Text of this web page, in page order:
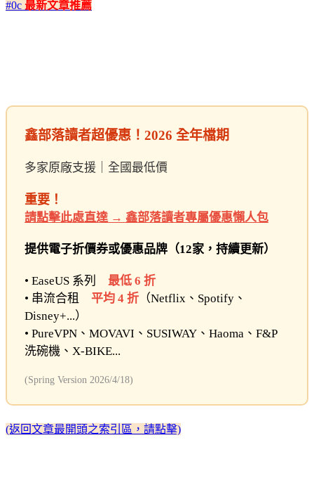
#0c 最新文章推薦
鑫部落讀者超優惠！2026 全年檔期
多家原廠支援｜全國最低價
重要！
請點擊此處直達 → 鑫部落讀者專屬優惠懶人包
提供電子折價券或優惠品牌（12家，持續更新）
• EaseUS 系列 最低 6 折
• 串流合租 平均 4 折 （Netflix、Spotify、
Disney+...）
• PureVPN、MOVAVI、SUSIWAY、Haoma、F&P
洗碗機、X-BIKE...
(Spring Version 2026/4/18)
(返回文章最開頭之索引區，請點擊)